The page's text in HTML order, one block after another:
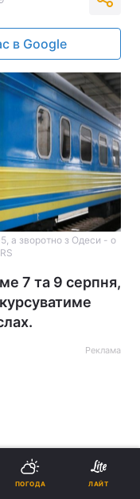
в Google
а зворотно з Одеси - о
7 та 9 серпня,
курсуватиме
Реклама
ПОГОДА ЛАЙТ